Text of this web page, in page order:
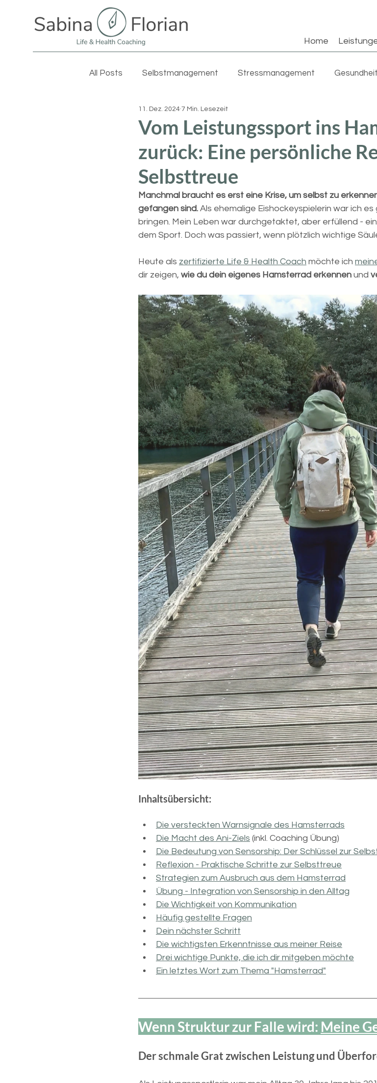
Home
All Posts Selbstmanagement Stressmanagement
Vom Leistungssport ins
zurück: Eine persönliche
Selbsttreue
11. Dez. 2024 7 Min. Lesezeit
Manchmal braucht es erst eine Krise, um selbst zu
gefangen sind. Als ehemalige Eishockeyspielerin war ich
bringen. Mein Leben war durchgetaktet, aber erfüllend -
dem Sport. Doch was passiert, wenn plötzlich wichtige
Heute als zertifizierte Life & Health Coach möchte ich
dir zeigen, wie du dein eigenes Hamsterrad erkennen und
Inhaltsübersicht:
Die versteckten Warnsignale des Hamsterrads
Die Macht des Ani-Ziels (inkl. Coaching Übung)
Die Bedeutung von Sensorship: Der Schlüssel zur
Reflexion - Praktische Schritte zur Selbsttreue
Strategien zum Ausbruch aus dem Hamsterrad
Übung - Integration von Sensorship in den Alltag
Die Wichtigkeit von Kommunikation
Häufig gestellte Fragen
Dein nächster Schritt
Die wichtigsten Erkenntnisse aus meiner Reise
Drei wichtige Punkte, die ich dir mitgeben möchte
Ein letztes Wort zum Thema "Hamsterrad"
Wenn Struktur zur Falle wird: Meine
Der schmale Grat zwischen Leistung und